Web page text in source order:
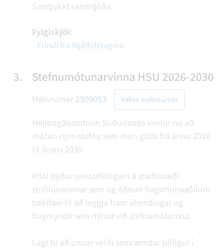
Samþykkt samhljóða.
Fylgiskjöl:
Erindi frá Njálfufélaginu
3. Stefnumótunarvinna HSU 2026-2030
Málsnúmer 2509053 Vakta málsnúmer
Heilbrigðisstofnun Suðurlands vinnur nú að
mótun nýrri stefnu sem mun gilda frá árinu 2026
til ársins 2030.
HSU býður sveitarfélögum á starfssvæði
stofnunarinnar sem og öðrum hagsmunaaðilum
tækifæri til að leggja fram ábendingar og
hugmyndir sem nýtast við stefnumótunina.
Lagt til að unnar verði samræmdar tillögur í